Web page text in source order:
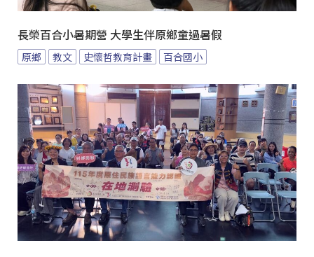
長榮百合小暑期營 大學生伴原鄉童過暑假
原鄉 教文 史懷哲教育計畫 百合國小